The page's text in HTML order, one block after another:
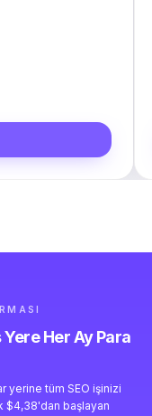
Yere Her Ay Para
yerine tüm SEO işinizi
$4,38'dan başlayan